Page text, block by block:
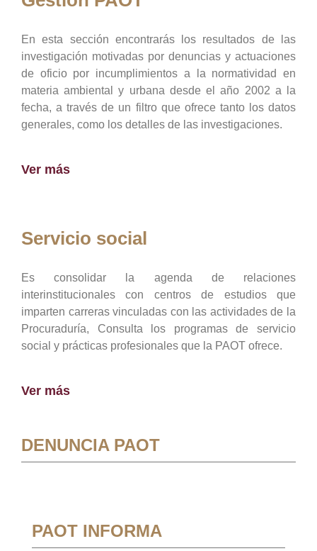
En esta sección encontrarás los resultados de las
investigación motivadas por denuncias y actuaciones
de oficio por incumplimientos a la normatividad en
materia ambiental y urbana desde el año 2002 a la
fecha, a través de un filtro que ofrece tanto los datos
generales, como los detalles de las investigaciones.
Ver más
Servicio social
Es consolidar la agenda de relaciones
interinstitucionales con centros de estudios que
imparten carreras vinculadas con las actividades de la
Procuraduría, Consulta los programas de servicio
social y prácticas profesionales que la PAOT ofrece.
Ver más
DENUNCIA PAOT
PAOT INFORMA